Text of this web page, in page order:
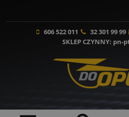
606 522 011 32 301 99 99
SKLEP CZYNNY: pn-